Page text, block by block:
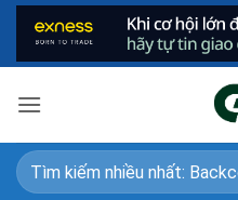
Bỏ
nội
dung